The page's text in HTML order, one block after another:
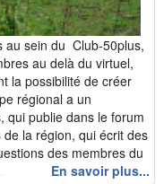
au sein du Club-50plus,
au delà du virtuel,
la possibilité de créer
régional a un
qui publie dans le forum
la région, qui écrit des
des membres du
En savoir plus...